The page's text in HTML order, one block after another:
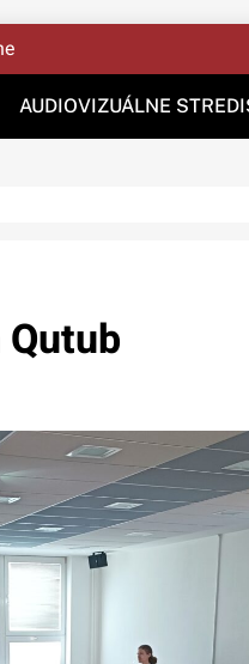
AUDIOVIZUÁLNE